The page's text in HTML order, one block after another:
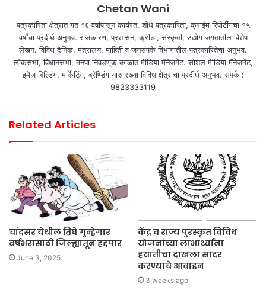
Chetan Wani
पत्रकारिता क्षेत्रात गत १६ वर्षांपासून कार्यरत. शोध पत्रकारिता, क्राईम रिपोर्टींगचा १५
वर्षांचा प्रदीर्घ अनुभव. राजकारण, प्रशासन, क्रीडा, संस्कृती, उद्योग जगतातील विशेष
लेखन. विविध दैनिक, मंत्रालय, माहिती व जनसंपर्क विभागातील पत्रकारितेचा अनुभव.
लोकसभा, विधानसभा, मनपा निवडणूक काळात मीडिया मॅनेजमेंट. सोशल मीडिया मॅनेजमेंट,
इमेज बिल्डिंग, मार्केटिंग, ब्रॅण्डिंग यासारख्या विविध क्षेत्राचा प्रदीर्घ अनुभव. संपर्क :
9823333119
Related Articles
चांदसर येथील तिघे गुन्हेगार
वर्षभरासाठी जिल्ह्यातून हद्दपार
June 3, 2025
केंद्र व राज्य पुरस्कृत विविध
योजनांच्या लाभार्थ्यांना
हयातीचा दाखला सादर
करण्याचे आवाहन
3 weeks ago